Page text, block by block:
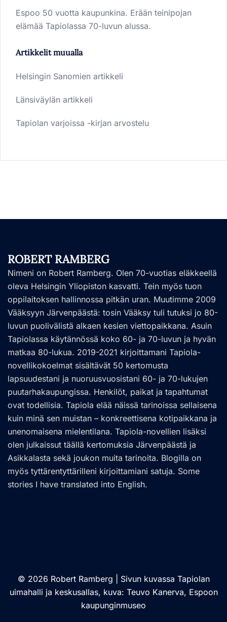
Espoo 50 vuotta kaupunkina. Erään teinipojan
elämää Tapiolassa 70-luvun alussa.
Artikkelit muualla
Helsingin Sanomien artikkeli
Länsiväylän artikkeli
Tapiolan varjoissa -kirjan arvostelu
ROBERT RAMBERG
Nimeni on Robert Ramberg. Olen 70-vuotias eläkkeellä
oleva Helsingin Yliopiston kasvatti. Tein myös tuon
oppilaitoksen hallinnossa pitkän uran. Muutimme 2009
Vääksyyn Järvenpäästä: tosin Vääksy tuli tutuksi jo 80-
luvun puolivälistä alkaen kesien viettopaikkana. Asuin
Tapiolassa käytännössä koko 60- ja 70-luvun ja hyvän
matkaa 80-lukua. 2019-2021 kirjoittamani Tapiola-
novellikokoelmat sisältävät 50 kertomusta
lapsuudestani ja nuoruusvuosistani 60- ja 70-lukujen
puutarhakaupungissa. Henkilöt, paikat ja tapahtumat
ovat todellisia. Tapiola elää näissä tarinoissa sellaisena
kuin minä sen muistan – konkreettisena kotipaikkana ja
unenomaisena mielentilana. Tapiola-novellien lisäksi
olen julkaissut täällä kertomuksia Järvenpäästä ja
Asikkalasta sekä joukon muita tarinoita. Blogilla on
myös tyttärentyttärilleni kirjoittamiani satuja. Some
stories I have translated into English.
© 2026 Robert Ramberg | Sivun kuvassa Tapiolan
uimahalli ja keskusallas, kuva: Teuvo Kanerva, Espoon
kaupunginmuseo